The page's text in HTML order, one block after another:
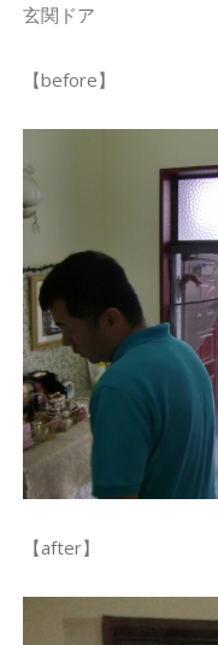
玄関ドア
【before】
【after】